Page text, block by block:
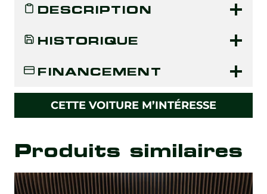
DESCRIPTION
HISTORIQUE
FINANCEMENT
CETTE VOITURE M’INTÉRESSE
Produits similaires